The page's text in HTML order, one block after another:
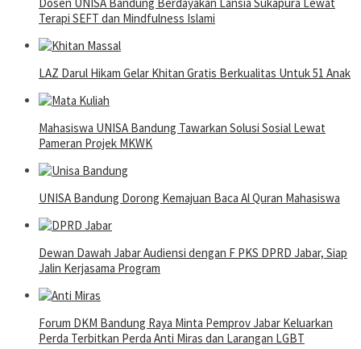
Terapi SEFT dan Mindfulness Islami
LAZ Darul Hikam Gelar Khitan Gratis Berkualitas Untuk 51 Anak
Mahasiswa UNISA Bandung Tawarkan Solusi Sosial Lewat
Pameran Projek MKWK
UNISA Bandung Dorong Kemajuan Baca Al Quran Mahasiswa
Dewan Dawah Jabar Audiensi dengan F PKS DPRD Jabar, Siap
Jalin Kerjasama Program
Forum DKM Bandung Raya Minta Pemprov Jabar Keluarkan
Perda Terbitkan Perda Anti Miras dan Larangan LGBT